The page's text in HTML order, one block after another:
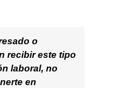
o
recibir este tipo
laboral, no
en